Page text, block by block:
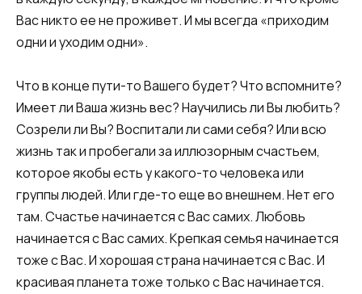
Вас никто ее не проживет. И мы всегда «приходим
одни и уходим одни».
Что в конце пути-то Вашего будет? Что вспомните?
Имеет ли Ваша жизнь вес? Научились ли Вы любить?
Созрели ли Вы? Воспитали ли сами себя? Или всю
жизнь так и пробегали за иллюзорным счастьем,
которое якобы есть у какого-то человека или
группы людей. Или где-то еще во внешнем. Нет его
там. Счастье начинается с Вас самих. Любовь
начинается с Вас самих. Крепкая семья начинается
тоже с Вас. И хорошая страна начинается с Вас. И
красивая планета тоже только с Вас начинается.